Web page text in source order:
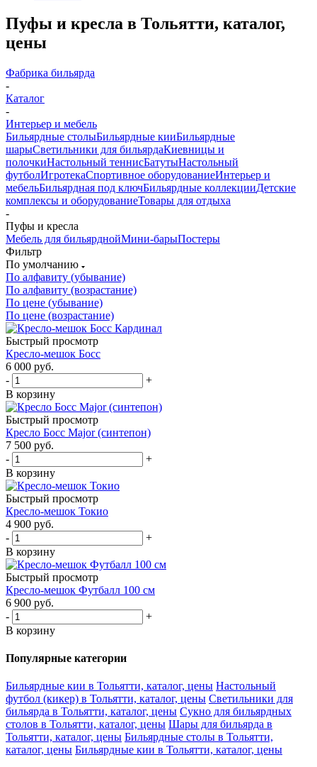
Пуфы и кресла в Тольятти, каталог,
цены
Фабрика бильярда
-
Каталог
-
Интерьер и мебель
Бильярдные столыБильярдные кииБильярдные
шарыСветильники для бильярдаКиевницы и
полочкиНастольный теннисБатутыНастольный
футболИгротекаСпортивное оборудованиеИнтерьер и
мебельБильярдная под ключБильярдные коллекцииДетские
комплексы и оборудованиеТовары для отдыха
-
Пуфы и кресла
Мебель для бильярднойМини-барыПостеры
Фильтр
По умолчанию
По алфавиту (убывание)
По алфавиту (возрастание)
По цене (убывание)
По цене (возрастание)
Быстрый просмотр
Кресло-мешок Босс
6 000 руб.
-
+
В корзину
Быстрый просмотр
Кресло Босс Major (синтепон)
7 500 руб.
-
+
В корзину
Быстрый просмотр
Кресло-мешок Токио
4 900 руб.
-
+
В корзину
Быстрый просмотр
Кресло-мешок Футбалл 100 см
6 900 руб.
-
+
В корзину
Популярные категории
Бильярдные кии в Тольятти, каталог, цены Настольный
футбол (кикер) в Тольятти, каталог, цены Светильники для
бильярда в Тольятти, каталог, цены Сукно для бильярдных
столов в Тольятти, каталог, цены Шары для бильярда в
Тольятти, каталог, цены Бильярдные столы в Тольятти,
каталог, цены Бильярдные кии в Тольятти, каталог, цены